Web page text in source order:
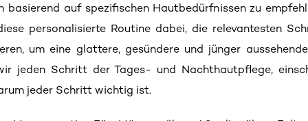
basierend auf spezifischen Hautbedürfnissen zu
personalisierte Routine dabei, die relevantesten
um eine glattere, gesündere und jünger
jeden Schritt der Tages- und Nachthautpflege,
jeder Schritt wichtig ist.